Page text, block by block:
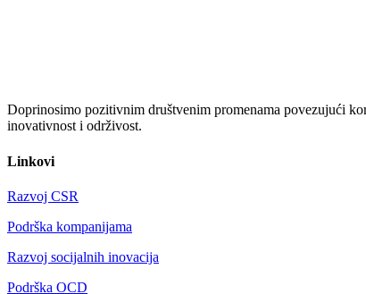
Doprinosimo pozitivnim društvenim promenama povezujući
inovativnost i održivost.
Linkovi
Razvoj CSR
Podrška kompanijama
Razvoj socijalnih inovacija
Podrška OCD